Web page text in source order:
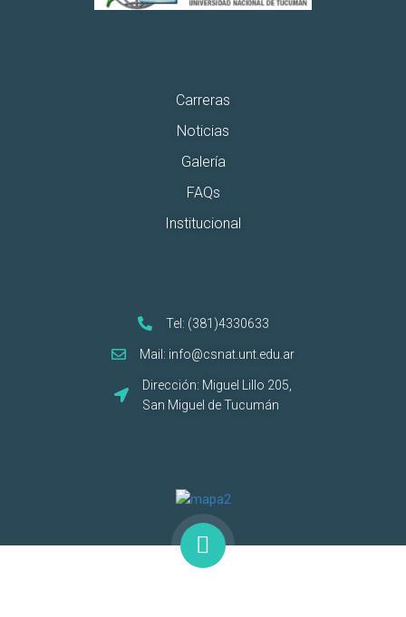
Carreras
Noticias
Galería
FAQs
Institucional
Tel: (381)4330633
Mail: info@csnat.unt.edu.ar
Dirección: Miguel Lillo 205,
San Miguel de Tucumán